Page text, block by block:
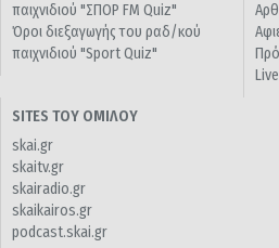
παιχνιδιού "ΣΠΟΡ FM Quiz"
Όροι διεξαγωγής του ραδ/κού
παιχνιδιού "Sport Quiz"
SITES ΤΟΥ ΟΜΙΛΟΥ
skai.gr
skaitv.gr
skairadio.gr
skaikairos.gr
podcast.skai.gr